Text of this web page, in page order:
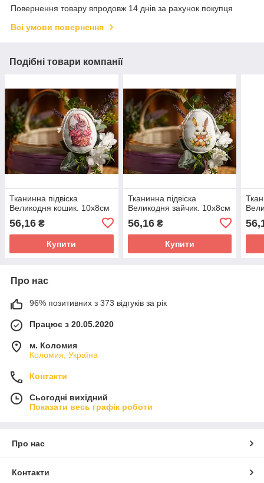
Повернення товару впродовж 14 днів за рахунок покупця
Всі умови повернення
Подібні товари компанії
Тканинна підвіска
Великодня кошик. 10х8см
56,16 ₴
Купити
Тканинна підвіска
Великодня зайчик. 10х8см
56,16₴
Купити
Про нас
96% позитивних з 373 відгуків за рік
Працює з 20.05.2020
м. Коломия
Коломия, Україна
Контакти
Сьогодні вихідний
Показати весь графік роботи
Про нас
Контакти